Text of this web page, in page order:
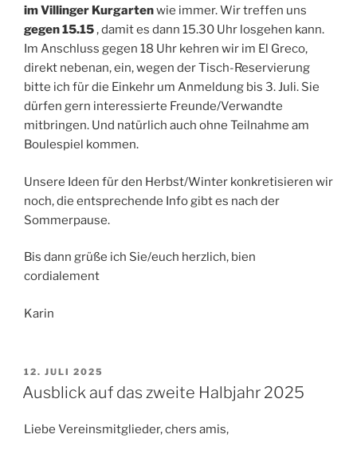
im Villinger Kurgartenwie immer. Wir treffen uns
gegen 15.15, damit es dann 15.30 Uhr losgehen kann.
Im Anschluss gegen 18 Uhr kehren wir im El Greco,
direkt nebenan, ein, wegen der Tisch-Reservierung
bitte ich für die Einkehr um Anmeldung bis 3. Juli. Sie
dürfen gern interessierte Freunde/Verwandte
mitbringen. Und natürlich auch ohne Teilnahme am
Boulespiel kommen.
Unsere Ideen für den Herbst/Winter konkretisieren wir
noch, die entsprechende Info gibt es nach der
Sommerpause.
Bis dann grüße ich Sie/euch herzlich, bien
cordialement
Karin
VERÖFFENTLICHT
AM
12. JULI 2025
Ausblick auf das zweite Halbjahr 2025
Liebe Vereinsmitglieder, chers amis,